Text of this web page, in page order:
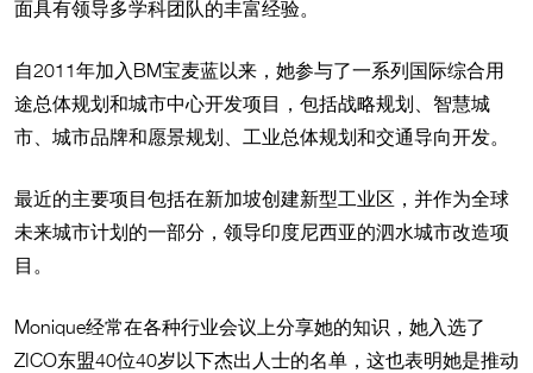
面具有领导多学科团队的丰富经验。
自2011年加入BM宝麦蓝以来，她参与了一系列国际综合用
途总体规划和城市中心开发项目，包括战略规划、智慧城
市、城市品牌和愿景规划、工业总体规划和交通导向开发。
最近的主要项目包括在新加坡创建新型工业区，并作为全球
未来城市计划的一部分，领导印度尼西亚的泗水城市改造项
目。
Monique经常在各种行业会议上分享她的知识，她入选了
ZICO东盟40位40岁以下杰出人士的名单，这也表明她是推动